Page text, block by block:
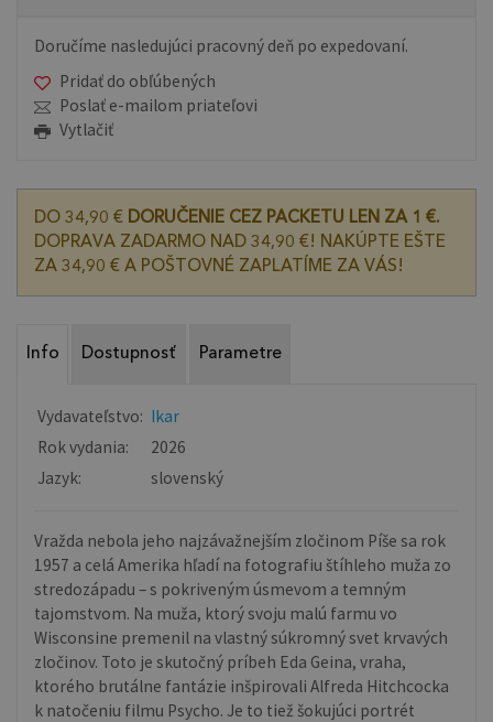
Doručíme nasledujúci pracovný deň po expedovaní.
Pridať do obľúbených
Poslať e-mailom priateľovi
Vytlačiť
DO 34,90 € DORUČENIE CEZ PACKETU LEN ZA 1 €.
DOPRAVA ZADARMO NAD 34,90 €! NAKÚPTE EŠTE
ZA 34,90 € A POŠTOVNÉ ZAPLATÍME ZA VÁS!
Info Dostupnosť Parametre
Vydavateľstvo: Ikar
Rok vydania:
2026
Jazyk:
slovenský
Vražda nebola jeho najzávažnejším zločinom Píše sa rok
1957 a celá Amerika hľadí na fotografiu štíhleho muža zo
stredozápadu – s pokriveným úsmevom a temným
tajomstvom. Na muža, ktorý svoju malú farmu vo
Wisconsine premenil na vlastný súkromný svet krvavých
zločinov. Toto je skutočný príbeh Eda Geina, vraha,
ktorého brutálne fantázie inšpirovali Alfreda Hitchcocka
k natočeniu filmu Psycho. Je to tiež šokujúci portrét